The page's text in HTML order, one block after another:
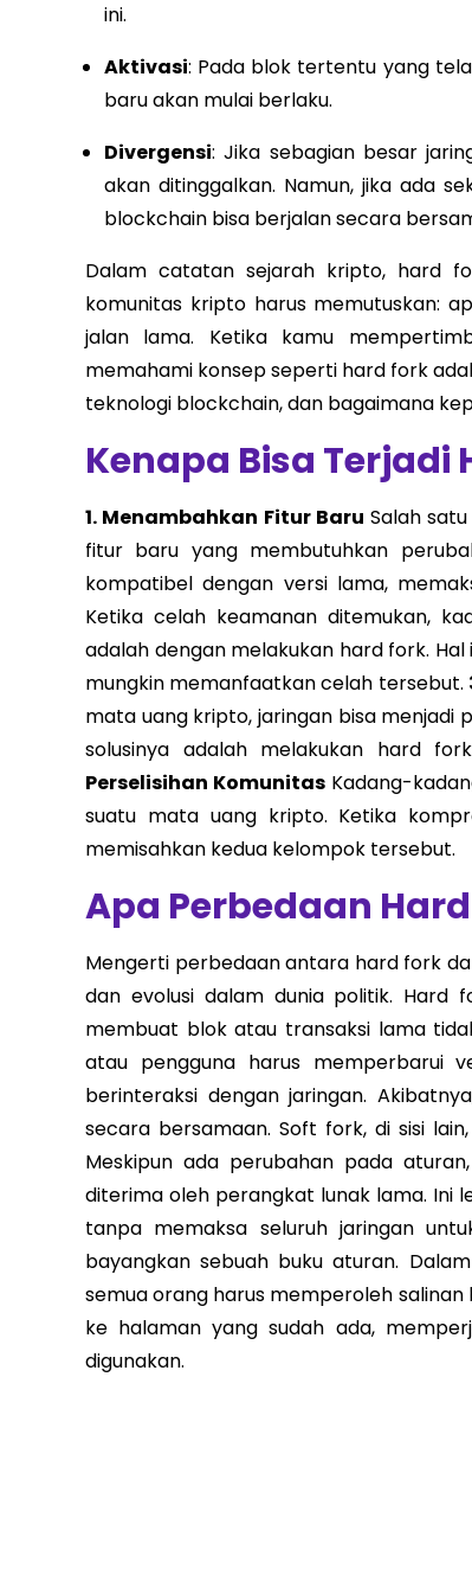
ini.
Aktivasi: Pada blok tertentu yang
baru akan mulai berlaku.
Divergensi: Jika sebagian besar
akan ditinggalkan. Namun, jika ada
blockchain bisa berjalan secara
Dalam catatan sejarah kripto, hard
komunitas kripto harus memutuskan:
jalan lama. Ketika kamu
memahami konsep seperti hard fork
teknologi blockchain, dan bagaimana
Kenapa Bisa Terjadi
1. Menambahkan Fitur Baru Salah
fitur baru yang membutuhkan
kompatibel dengan versi lama,
Ketika celah keamanan ditemukan,
adalah dengan melakukan hard fork.
mungkin memanfaatkan celah tersebut.
mata uang kripto, jaringan bisa menjadi
solusinya adalah melakukan hard
Perselisihan Komunitas Kadang-
suatu mata uang kripto. Ketika
memisahkan kedua kelompok tersebut.
Apa Perbedaan
Mengerti perbedaan antara hard fork
dan evolusi dalam dunia politik. Hard
membuat blok atau transaksi lama
atau pengguna harus memperbarui
berinteraksi dengan jaringan.
secara bersamaan. Soft fork, di sisi
Meskipun ada perubahan pada
diterima oleh perangkat lunak lama. Ini
tanpa memaksa seluruh jaringan
bayangkan sebuah buku aturan.
semua orang harus memperoleh
ke halaman yang sudah ada,
digunakan.